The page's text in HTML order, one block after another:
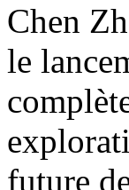
Chen
le
future